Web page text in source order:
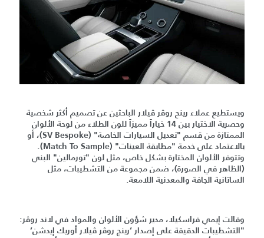
ويستطيع عملاء رينح روڤر ڤيلار الباحثين عن تصميم أكثر شخصية
وحصرية الاختيار بين 14 خياراً مميزاً للون الطلاء من لوحة الألوان
الممتازة من قسم "تعديل السيارات الخاصة" (SV Bespoke)، أو
بالاعتماد على خدمة "مطابقة العينات" (Match To Sample).
وتتوفر الألوان المختارة بشكل خاص، مثل لون "تورمالين" البني
(الظاهر في الصورة)، ضمن مجموعة من التشطيبات، مثل
الساتانية الجافة والمعدنية اللامعة.
وقالت إيمي فراسكيلا، مدير شؤون الألوان والمواد في لاند روڤر:
"التشطيبات الدقيقة على إصدار ‘رينج روڤر ڤيلار أوريك إيدشن‘